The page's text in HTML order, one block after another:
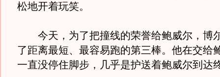
松地开着玩笑。
今天，为了把撞线的荣誉给鲍威尔，博
了距离最短、最容易跑的第三棒。他在交给
一直没停住脚步，几乎是护送着鲍威尔到达